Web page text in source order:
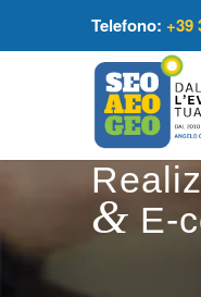
Telefono: +39
& E-